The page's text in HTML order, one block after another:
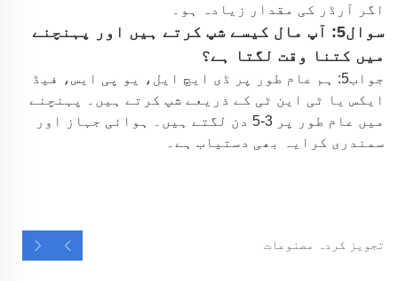
اگر آرڈر کی مقدار زیادہ ہو۔
سوال5: آپ مال کیسے شپ کرتے ہیں اور پہنچنے
میں کتنا وقت لگتا ہے؟
جواب5: ہم عام طور پر ڈی ایچ ایل، یو پی ایس، فیڈ
ایکس یا ٹی این ٹی کے ذریعے شپ کرتے ہیں۔ پہنچنے
میں عام طور پر 3-5 دن لگتے ہیں۔ ہوائی جہاز اور
سمندری کرایہ بھی دستیاب ہے۔
تجویز کردہ مصنوعات